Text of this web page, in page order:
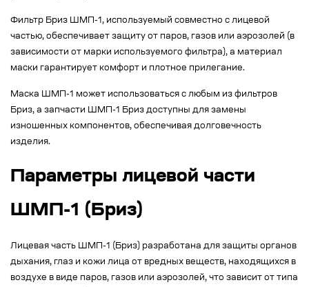
Фильтр Бриз ШМП-1, используемый совместно с лицевой
частью, обеспечивает защиту от паров, газов или аэрозолей (в
зависимости от марки используемого фильтра), а материал
маски гарантирует комфорт и плотное прилегание.
Маска ШМП-1 может использоваться с любым из фильтров
Бриз, а запчасти ШМП-1 Бриз доступны для замены
изношенных компонентов, обеспечивая долговечность
изделия.
Параметры лицевой части
ШМП-1 (Бриз)
Лицевая часть ШМП-1 (Бриз) разработана для защиты органов
дыхания, глаз и кожи лица от вредных веществ, находящихся в
воздухе в виде паров, газов или аэрозолей, что зависит от типа